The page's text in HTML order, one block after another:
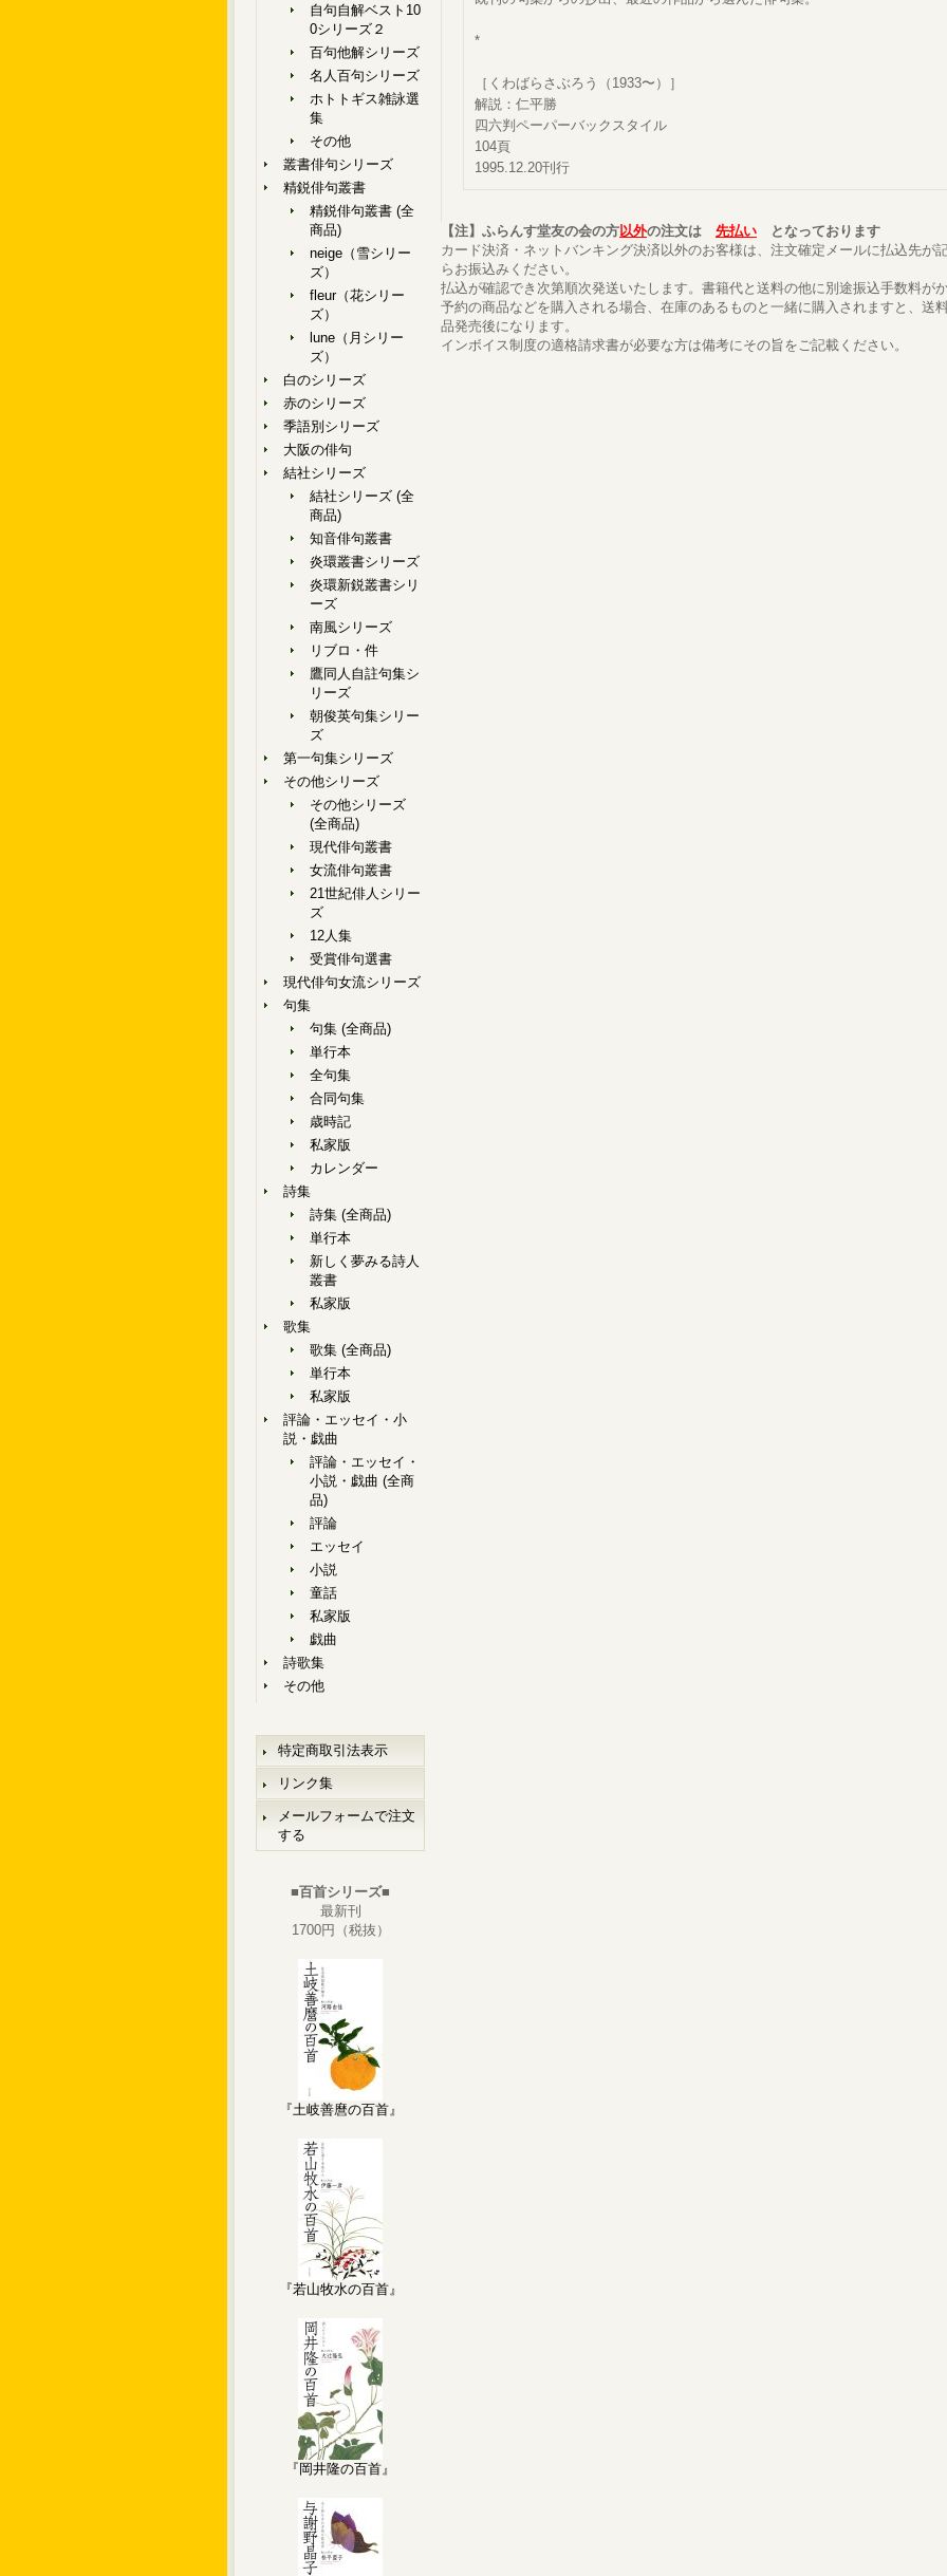
自句自解ベスト10
0シリーズ２
百句他解シリーズ
名人百句シリーズ
ホトトギス雑詠選
集
その他
叢書俳句シリーズ
精鋭俳句叢書
精鋭俳句叢書 (全
商品)
neige（雪シリー
ズ）
fleur（花シリー
ズ）
lune（月シリー
ズ）
白のシリーズ
赤のシリーズ
季語別シリーズ
大阪の俳句
結社シリーズ
結社シリーズ (全
商品)
知音俳句叢書
炎環叢書シリーズ
炎環新鋭叢書シリ
ーズ
南風シリーズ
リブロ・件
鷹同人自註句集シ
リーズ
朝俊英句集シリー
ズ
第一句集シリーズ
その他シリーズ
その他シリーズ
(全商品)
現代俳句叢書
女流俳句叢書
21世紀俳人シリー
ズ
12人集
受賞俳句選書
現代俳句女流シリーズ
句集
句集 (全商品)
単行本
全句集
合同句集
歳時記
私家版
カレンダー
詩集
詩集 (全商品)
単行本
新しく夢みる詩人
叢書
私家版
歌集
歌集 (全商品)
単行本
私家版
評論・エッセイ・小
説・戯曲
評論・エッセイ・
小説・戯曲 (全商
品)
評論
エッセイ
小説
童話
私家版
戯曲
詩歌集
その他
特定商取引法表示
リンク集
メールフォームで注文
する
■百首シリーズ■
最新刊
1700円（税抜）
『土岐善麿の百首』
『若山牧水の百首』
『岡井隆の百首』
*
［くわばらさぶろう（1933〜）］
解説：仁平勝
四六判ペーパーバックスタイル
104頁
1995.12.20刊行
【注】ふらんす堂友の会の方以外の注文は 先払い となっております
カード決済・ネットバンキング決済以外のお客様は、注文確定メールに払込先が
らお振込みください。
払込が確認でき次第順次発送いたします。書籍代と送料の他に別途振込手数料が
予約の商品などを購入される場合、在庫のあるものと一緒に購入されますと、送
品発売後になります。
インボイス制度の適格請求書が必要な方は備考にその旨をご記載ください。